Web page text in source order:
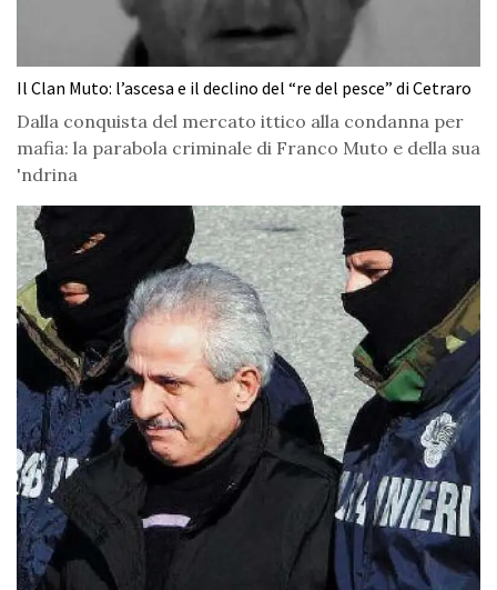
Il Clan Muto: l’ascesa e il declino del “re del pesce” di Cetraro
Dalla conquista del mercato ittico alla condanna per
mafia: la parabola criminale di Franco Muto e della sua
'ndrina